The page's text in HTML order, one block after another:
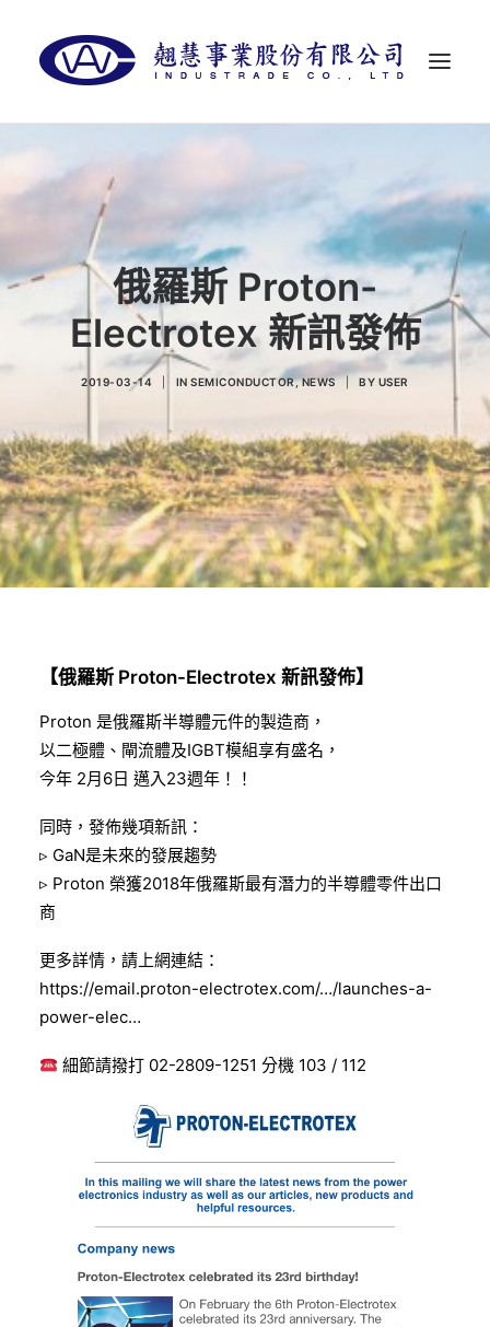
首頁
代理品牌
聯絡我們
LANGUAGES
俄羅斯 Proton-
Electrotex 新訊發佈
2019-03-14 INSEMICONDUCTOR,NEWS BY USER
【俄羅斯 Proton-Electrotex 新訊發佈】
Proton 是俄羅斯半導體元件的製造商，
以二極體、閘流體及IGBT模組享有盛名，
今年 2月6日 邁入23週年！！
同時，發佈幾項新訊：
▹ GaN是未來的發展趨勢
▹ Proton 榮獲2018年俄羅斯最有潛力的半導體零件出口
商
更多詳情，請上網連結：
https://email.proton-electrotex.com/…/launches-a-
power-elec…
細節請撥打 02-2809-1251 分機 103 / 112